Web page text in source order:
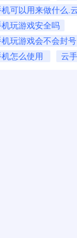
可以用来做什么.
机玩游戏安全吗
机玩游戏会不会封号
怎么使用
云